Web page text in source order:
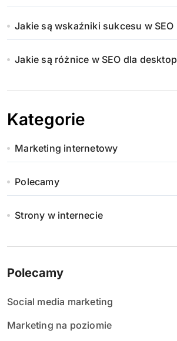
Jakie są wskaźniki sukcesu w SEO
Jakie są różnice w SEO dla
Kategorie
Marketing internetowy
Polecamy
Strony w internecie
Polecamy
Social media marketing
Marketing na poziomie